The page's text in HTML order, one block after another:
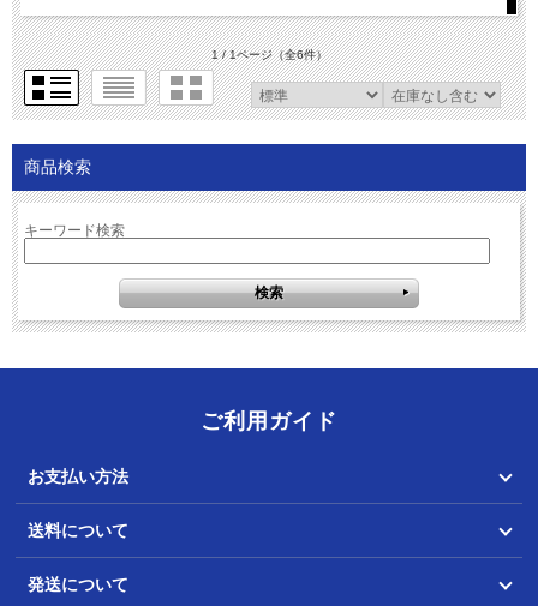
1 / 1ページ（全6件）
商品検索
キーワード検索
ご利用ガイド
お支払い方法
送料について
発送について